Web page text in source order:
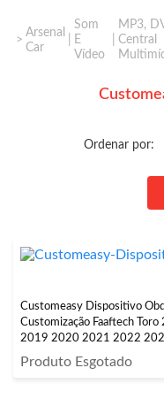
Arsenal
Car
Som
E
Vídeo
MP3,
Central
Ordenar por:
Customeasy Dispositivo
Customização Faaftech
2019 2020 2021 2022
Produto Esgotado